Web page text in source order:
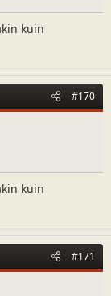
kuin
#170
kuin
#171